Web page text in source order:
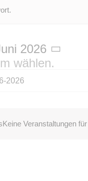
Keine Veranstaltungen
2026
wählen.